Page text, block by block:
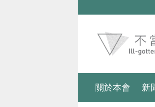
關於本會 新